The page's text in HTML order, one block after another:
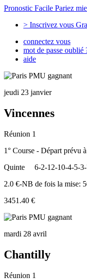
Pronostic Facile Pariez
> Inscrivez vous
connectez vous
mot de passe oublié
aide
jeudi 23 janvier
Vincennes
Réunion 1
1° Course - Départ prévu
Quinte
6-2-12-10-4-5-
2.0 €-NB de fois la mise:
3451.40 €
mardi 28 avril
Chantilly
Réunion 1